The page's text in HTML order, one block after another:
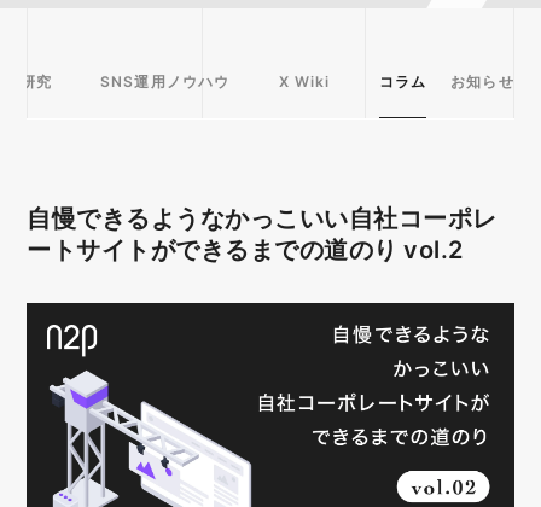
研究 SNS運用ノウハウ X Wiki コラム お知らせ
自慢できるようなかっこいい自社コーポレ
ートサイトができるまでの道のり vol.2